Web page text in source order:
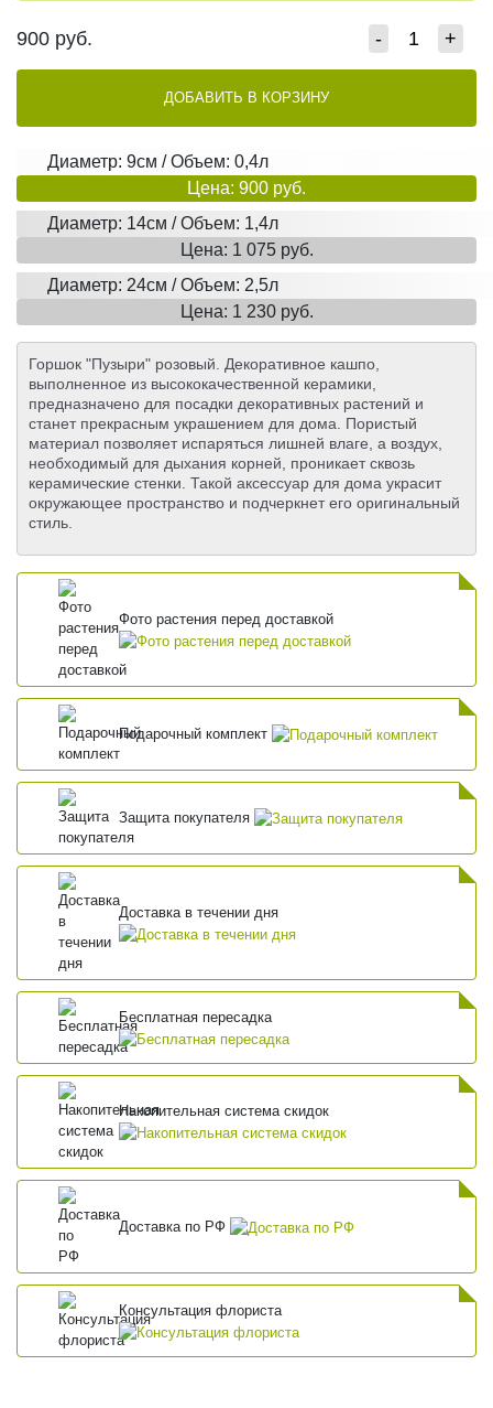
900 руб. - +
ДОБАВИТЬ В КОРЗИНУ
Диаметр: 9см / Объем: 0,4л
Цена: 900 руб.
Диаметр: 14см / Объем: 1,4л
Цена: 1 075 руб.
Диаметр: 24см / Объем: 2,5л
Цена: 1 230 руб.
Горшок "Пузыри" розовый. Декоративное кашпо,
выполненное из высококачественной керамики,
предназначено для посадки декоративных растений и
станет прекрасным украшением для дома. Пористый
материал позволяет испаряться лишней влаге, а воздух,
необходимый для дыхания корней, проникает сквозь
керамические стенки. Такой аксессуар для дома украсит
окружающее пространство и подчеркнет его оригинальный
стиль.
Фото растения перед доставкой
Подарочный комплект
Защита покупателя
Доставка в течении дня
Бесплатная пересадка
Накопительная система скидок
Доставка по РФ
Консультация флориста